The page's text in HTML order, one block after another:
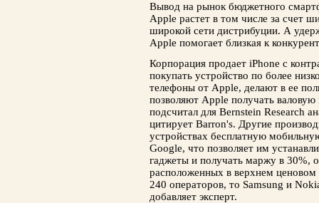
Вывод на рынок бюджетного
Apple растет в том числе за счет
широкой сети дистрибуции. А
Apple помогает близкая к
Корпорация продает iPhone с
покупать устройство по более
телефоны от Apple, делают в ее
позволяют Apple получать
подсчитал для Bernstein Research
цитирует Barron's. Другие
устройствах бесплатную
Google, что позволяет им
гаджеты и получать маржу в 30%,
расположенных в верхнем
240 операторов, то Samsung и
добавляет эксперт.